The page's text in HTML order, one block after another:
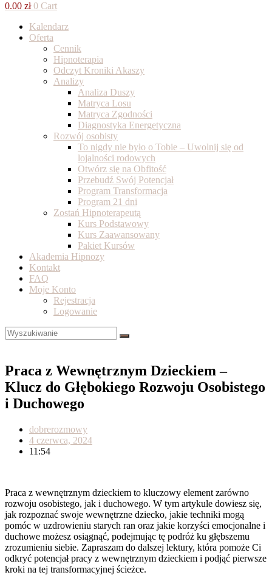
0.00 zł 0 Cart
Kalendarz
Oferta
Cennik
Hipnoterapia
Odczyt Kroniki Akaszy
Analizy
Analiza Duszy
Matryca Losu
Matryca Zgodności
Diagnostyka Energetyczna
Rozwój osobisty
To nigdy nie było o Tobie – Uwolnij się od
lojalności rodowych
Otwórz się na Obfitość
Przebudź Swój Potencjał
Program Transformacja
Program 21 dni
Zostań Hipnoterapeutą
Kurs Podstawowy
Kurs Zaawansowany
Pakiet Kursów
Akademia Hipnozy
Kontakt
FAQ
Moje Konto
Rejestracja
Logowanie
Praca z Wewnętrznym Dzieckiem –
Klucz do Głębokiego Rozwoju Osobistego
i Duchowego
dobrerozmowy
4 czerwca, 2024
11:54
Praca z wewnętrznym dzieckiem to kluczowy element zarówno
rozwoju osobistego, jak i duchowego. W tym artykule dowiesz się,
jak rozpoznać swoje wewnętrzne dziecko, jakie techniki mogą
pomóc w uzdrowieniu starych ran oraz jakie korzyści emocjonalne i
duchowe możesz osiągnąć, podejmując tę podróż ku głębszemu
zrozumieniu siebie. Zapraszam do dalszej lektury, która pomoże Ci
odkryć potencjał pracy z wewnętrznym dzieckiem i podjąć pierwsze
kroki na tej transformacyjnej ścieżce.